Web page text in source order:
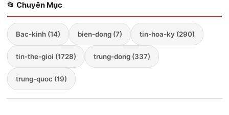
📂 Chuyên Mục
Bac-kinh (14) bien-dong (7) tin-hoa-ky (290)
tin-the-gioi (1728) trung-dong (337)
trung-quoc (19)